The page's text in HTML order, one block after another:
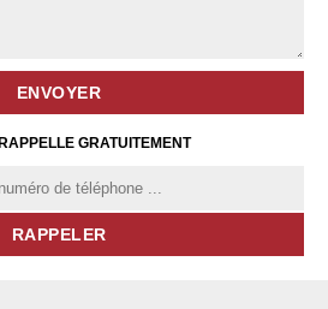
GRATUITEMENT